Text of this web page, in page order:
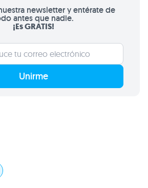
newsletter y entérate de
antes que nadie.
¡Es GRATIS!
Unirme